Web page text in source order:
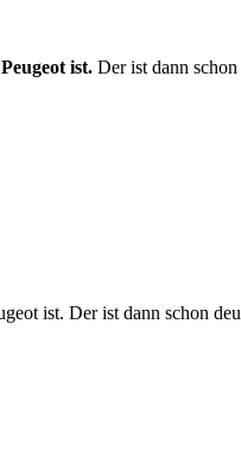
ist. Der ist dann
ist. Der ist dann schon